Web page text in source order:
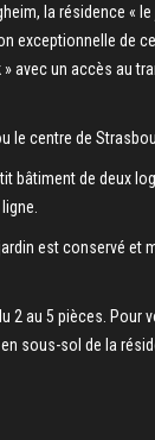
la résidence «
exceptionnelle de
un accès au
le centre de
bâtiment de deux
est conservé
2 au 5 pièces. Pour
sous-sol de la